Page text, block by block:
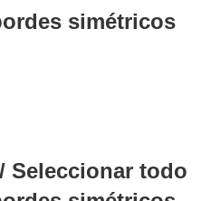
simétricos
Seleccionar todo